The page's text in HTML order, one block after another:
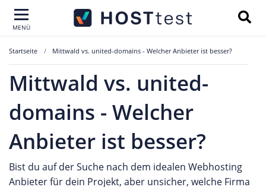
MENÜ
Startseite Mittwald vs. united-domains - Welcher Anbieter ist besser?
Mittwald vs. united-
domains - Welcher
Anbieter ist besser?
Bist du auf der Suche nach dem idealen Webhosting
Anbieter für dein Projekt, aber unsicher, welche Firma